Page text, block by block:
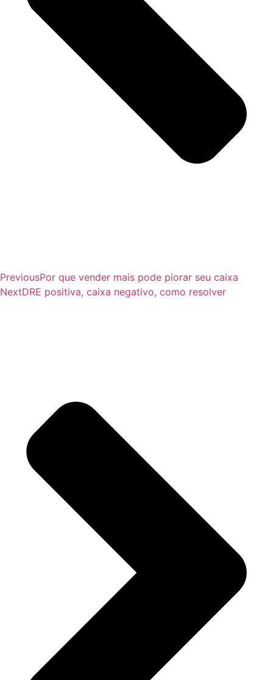
PreviousPor que vender mais pode piorar seu caixa
NextDRE positiva, caixa negativo, como resolver